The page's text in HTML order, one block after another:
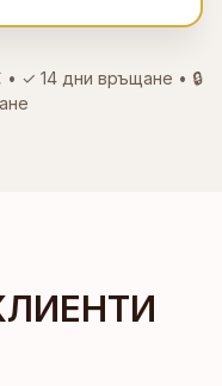
• ✓ 14 дни връщане • 🔒